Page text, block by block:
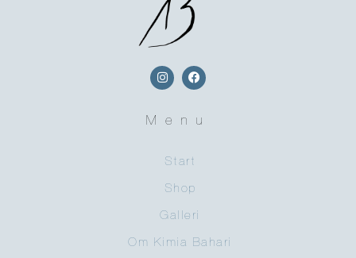
Menu
Start
Shop
Galleri
Om Kimia Bahari